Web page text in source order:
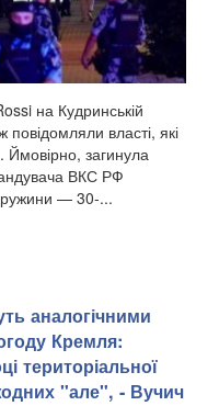
на Кудринській
власті, які
Ймовірно, загинула
ВКС РФ
— 30-...
аналогічними
Кремля:
територіальної
"але", - Вучич